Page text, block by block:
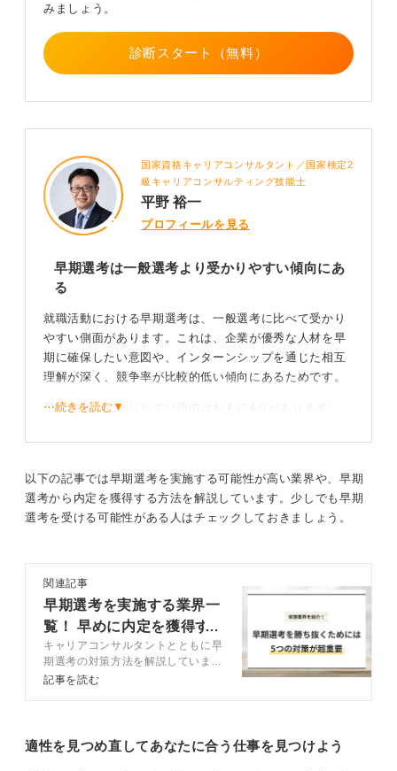
みましょう。
診断スタート（無料）
国家資格キャリアコンサルタント／国家検定2
級キャリアコンサルティング技能士
平野 裕一
プロフィールを見る
早期選考は一般選考より受かりやすい傾向にあ
る
就職活動における早期選考は、一般選考に比べて受かり
やすい側面があります。これは、企業が優秀な人材を早
期に確保したい意図や、インターンシップを通じた相互
理解が深く、競争率が比較的低い傾向にあるためです。
早期選考が受かりやすい理由はおもに4点があります。
応募者数が少なく、相対的に競争率が低くなります。
二点目は、企業側の本気度です。企業は早期に優秀な学
生を囲い込みたいという強い意欲があるため、選考プロ
三点目は、学生側の本気度です。早期選考に臨む学生は
志望度やキャリア意識が高いことが多く、十分な準備を
して臨む傾向があります。
四点目は、相互理解の深化です。インターンなどを通じ
て、企業と学生の間で理解が深まっているため、ミスマ
早めの選考準備で就活を有利にはたらかせよう
⋯続きを読む▼
以下の記事では早期選考を実施する可能性が高い業界や、早期
選考から内定を獲得する方法を解説しています。少しでも早期
選考を受ける可能性がある人はチェックしておきましょう。
関連記事
早期選考を実施する業界一
覧！ 早めに内定を獲得す
る5つの秘策
キャリアコンサルタントとともに早
期選考の対策方法を解説していま
す。就活生のレベルが高く、入念な
す。
記事を読む
適性を見つめ直してあなたに合う仕事を見つけよう